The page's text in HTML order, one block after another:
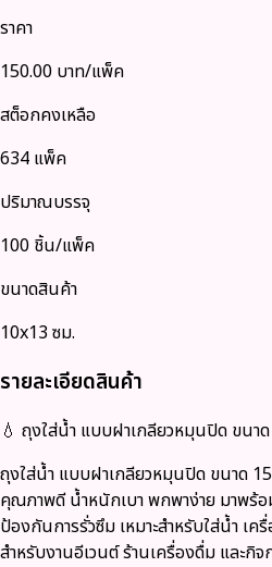
ราคา
150.00 บาท/แพ็ค
สต็อกคงเหลือ
634 แพ็ค
ปริมาณบรรจุ
100 ชิ้น/แพ็ค
ขนาดสินค้า
10x13 ซม.
รายละเอียดสินค้า
💧 ถุงใส่น้ำ แบบฝาเกลียวหมุนปิด ขนา
ถุงใส่น้ำ แบบฝาเกลียวหมุนปิด ขนาด
คุณภาพดี น้ำหนักเบา พกพาง่าย มาพร้
ป้องกันการรั่วซึม เหมาะสำหรับใส่น้ำ เ
สำหรับงานอีเวนต์ ร้านเครื่องดื่ม และกิ